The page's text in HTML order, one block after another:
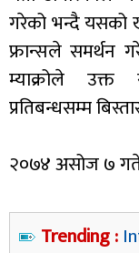
गरेको भन्दै यसको
फ्रान्सले समर्थन
म्याक्रोले उक्त
प्रतिबन्धसम्म
२०७४ असोज ७ गते
Trending :